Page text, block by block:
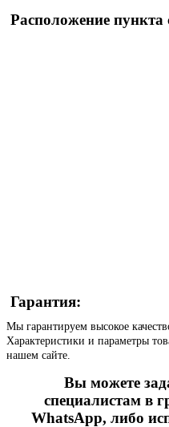
Расположение
Гарантия:
Мы гарантируем высокое
Характеристики и параметры
нашем сайте.
Вы можете
специалистам в
WhatsApp, либо